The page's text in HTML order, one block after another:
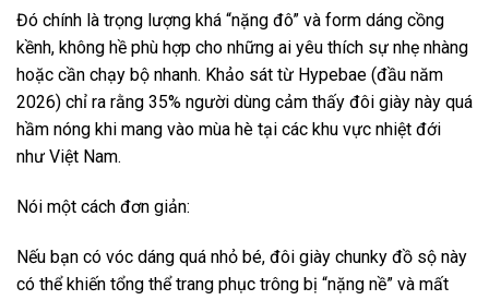
Đó chính là trọng lượng khá “nặng đô” và form dáng cồng
kềnh, không hề phù hợp cho những ai yêu thích sự nhẹ nhàng
hoặc cần chạy bộ nhanh. Khảo sát từ Hypebae (đầu năm
2026) chỉ ra rằng 35% người dùng cảm thấy đôi giày này quá
hầm nóng khi mang vào mùa hè tại các khu vực nhiệt đới
như Việt Nam.
Nói một cách đơn giản:
Nếu bạn có vóc dáng quá nhỏ bé, đôi giày chunky đồ sộ này
có thể khiến tổng thể trang phục trông bị “nặng nề” và mất